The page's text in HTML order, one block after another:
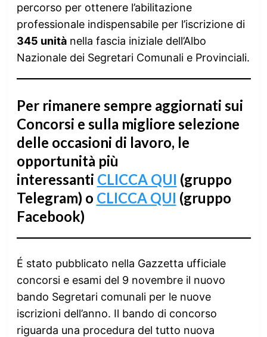
percorso per ottenere l’abilitazione
professionale indispensabile per l’iscrizione di
345 unitànella fascia iniziale dell’Albo
Nazionale dei Segretari Comunali e Provinciali.
Per rimanere sempre aggiornati sui
Concorsi e sulla migliore selezione
delle occasioni di lavoro, le
opportunità più
interessanti CLICCA QUI (gruppo
Telegram) o CLICCA QUI (gruppo
Facebook)
É stato pubblicato nella Gazzetta ufficiale
concorsi e esami del 9 novembre il nuovo
bando Segretari comunali per le nuove
iscrizioni dell’anno. Il bando di concorso
riguarda una procedura del tutto nuova